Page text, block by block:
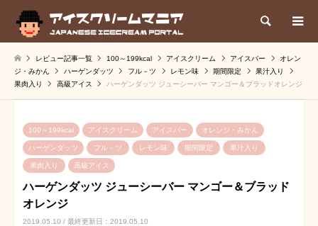
検索
レビュー記事一覧 100～199kcal アイスクリーム アイスバー
オレン
ジ・みかん
ハーゲンダッツ フル－ツ レモン味 期間限定
果汁入り
果肉入り
高級アイス ハーゲンダッツ ジューシーバー マンゴー＆ブラッドオレンジ
100～199kcal アイスクリーム アイスバー オレンジ・みかん
ハーゲンダッツ フル－ツ レモン味 期間限定 果汁入り
果肉入り 高級アイス
ハーゲンダッツ ジューシーバー マンゴー＆ブラッド
オレンジ
2019.05.10 / 最終更新日：2019.05.10